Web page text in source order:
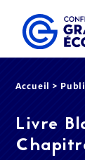
Accueil >
Livre